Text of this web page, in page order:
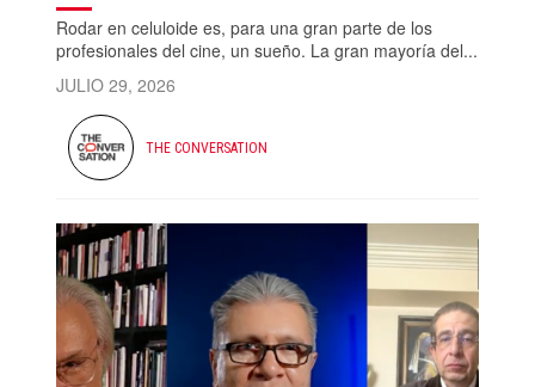
Rodar en celuloide es, para una gran parte de los
profesionales del cine, un sueño. La gran mayoría del...
JULIO 29, 2026
THE CONVERSATION